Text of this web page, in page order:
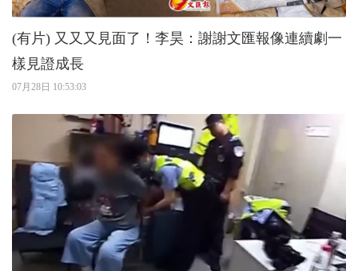
(有片) 又又又見面了！李昊：謝謝文匯報像連續劇一
樣見證成長
07月28日 10:53:03